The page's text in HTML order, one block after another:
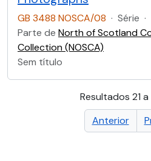
GB 3488 NOSCA/08 · Série ·
Parte de North of Scotland
Collection (NOSCA)
Sem título
Resultados 21
Anterior